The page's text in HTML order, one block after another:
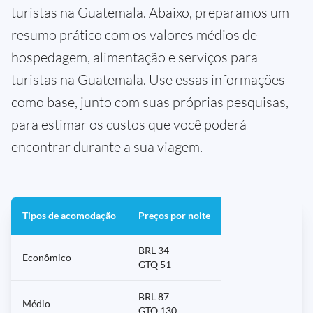
turistas na Guatemala. Abaixo, preparamos um
resumo prático com os valores médios de
hospedagem, alimentação e serviços para
turistas na Guatemala. Use essas informações
como base, junto com suas próprias pesquisas,
para estimar os custos que você poderá
encontrar durante a sua viagem.
Tipos de acomodação Preços por noite
Econômico
BRL 34
GTQ 51
Médio
BRL 87
GTQ 130